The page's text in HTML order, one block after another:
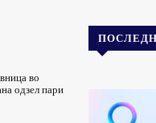
во
одзел пари